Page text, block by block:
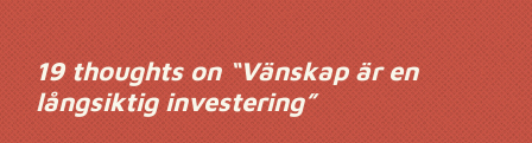
19 thoughts on “Vänskap är en
långsiktig investering”